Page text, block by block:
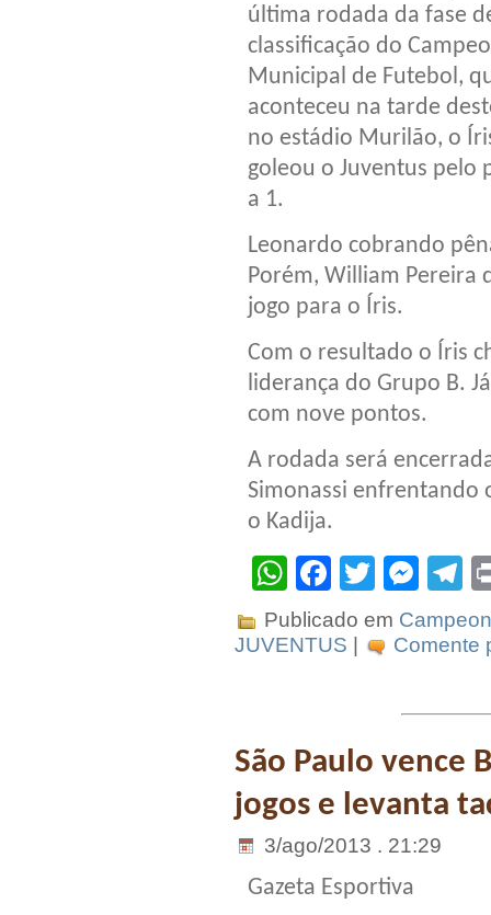
última rodada da fase
classificação do
Municipal de Futebol,
aconteceu na tarde
no estádio Murilão, o
goleou o Juventus pelo
a 1.
Leonardo cobrando
Porém, William Pereira
jogo para o Íris.
Com o resultado o Íris
liderança do Grupo B.
com nove pontos.
A rodada será
Simonassi enfrentando
o Kadija.
WhatsApp
Facebook
Twitter
Publicado em
JUVENTUS
Comente
São Paulo vence
jogos e levanta
3/ago/2013 . 21:29
Gazeta Esportiva